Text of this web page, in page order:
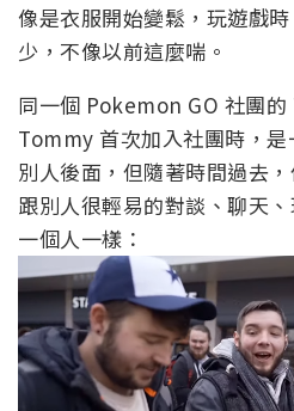
像是衣服開始變鬆，玩遊戲
少，不像以前這麼喘。
同一個 Pokemon GO 社團的
Tommy 首次加入社團時，
別人後面，但隨著時間過去
跟別人很輕易的對談、聊天
一個人一樣：